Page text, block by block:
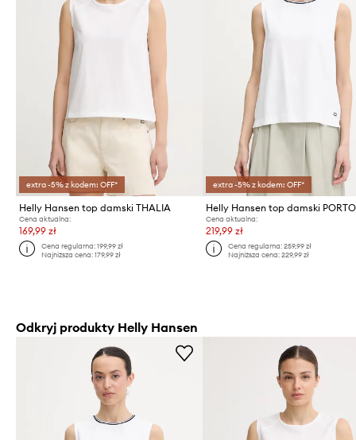
extra -5% z kodem: OFF*
Helly Hansen top damski THALIA
Cena aktualna:
169,99 zł
Cena regularna:199,99 zł
Najniższa cena:179,99 zł
extra -5% z kodem: OFF*
Helly Hansen top damski
Cena aktualna:
219,99 zł
Cena regularna: 259,99 zł
Najniższa cena: 229,99 zł
Odkryj produkty Helly Hansen